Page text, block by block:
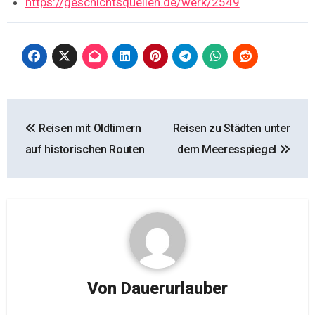
Reisen mit Oldtimern
auf historischen Routen
Reisen zu Städten unter
dem Meeresspiegel
Von Dauerurlauber